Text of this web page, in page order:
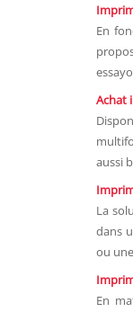
En
Achat
aussi
La
dans
ou
En